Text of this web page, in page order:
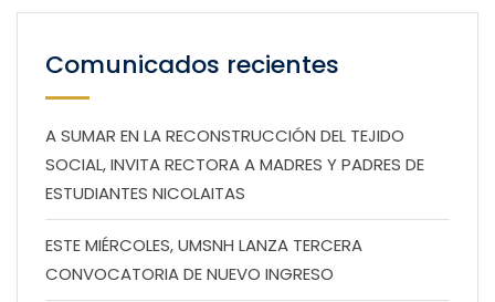
Comunicados recientes
A SUMAR EN LA RECONSTRUCCIÓN DEL TEJIDO
SOCIAL, INVITA RECTORA A MADRES Y PADRES DE
ESTUDIANTES NICOLAITAS
ESTE MIÉRCOLES, UMSNH LANZA TERCERA
CONVOCATORIA DE NUEVO INGRESO